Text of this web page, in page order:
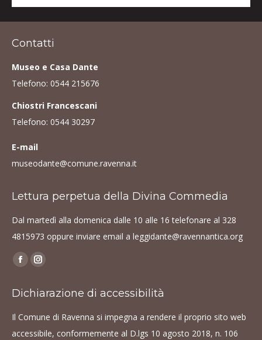
Contatti
Museo e Casa Dante
Telefono: 0544 215676
Chiostri Francescani
Telefono: 0544 30297
E-mail
museodante@comune.ravenna.it
Lettura perpetua della Divina Commedia
Dal martedì alla domenica dalle 10 alle 16 telefonare al 328
4815973 oppure inviare email a leggidante@ravennantica.org
Find us on:
Facebook
opens
Instagram
opens
Dichiarazione di accessibilità
Il Comune di Ravenna si impegna a rendere il proprio sito web
accessibile, conformemente al D.lgs 10 agosto 2018, n. 106